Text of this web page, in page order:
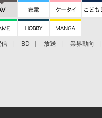
BD 放送 業界動向